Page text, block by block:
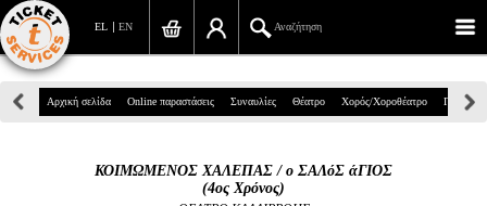
EN
EL Αναζήτηση
Πανεπιστημίου 39, Αθήνα
info@ticketservices.gr
Αρχική σελίδα Online παραστάσεις Συναυλίες Θέατρο Χορός/Χοροθέατρο Παιδικά
ΚΟΙΜΩΜΕΝΟΣ ΧΑΛΕΠΑΣ / ο ΣΑΛόΣ άΓΙΟΣ
(4ος Χρόνος)